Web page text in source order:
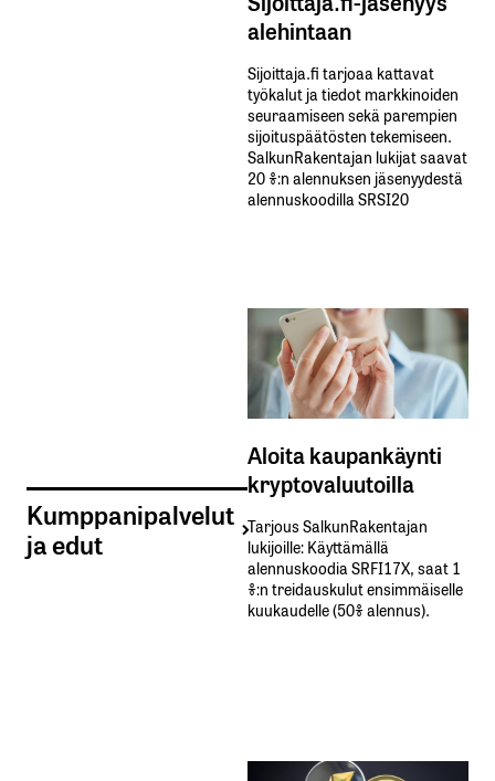
Kumppanipalvelut
ja edut
alehintaan
Sijoittaja.fi tarjoaa kattavat
työkalut ja tiedot markkinoiden
seuraamiseen sekä parempien
sijoituspäätösten tekemiseen.
SalkunRakentajan lukijat saavat
20 %:n alennuksen jäsenyydestä
alennuskoodilla SRSI20
Aloita kaupankäynti
kryptovaluutoilla
Tarjous SalkunRakentajan
lukijoille: Käyttämällä​ ​
alennuskoodia​ ​SRFI17X,​ ​saat​ ​1
%:n treidauskulut​ ​ensimmäiselle​ ​
kuukaudelle​ ​(50%​ ​alennus).